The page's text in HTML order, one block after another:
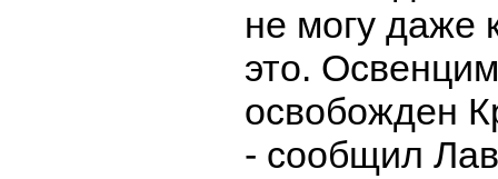
не могу даже
это.
освобожден
- сообщил